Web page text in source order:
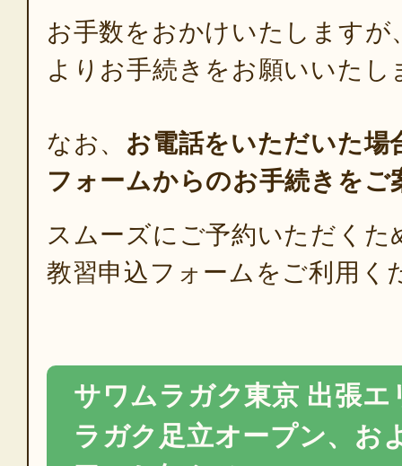
お手数をおかけいたしますが
よりお手続きをお願いいたし
なお、 お電話をいただいた場
フォームからのお手続きをご
スムーズにご予約いただくた
教習申込フォームをご利用く
サワムラガク東京 出張エ
ラガク足立オープン、お